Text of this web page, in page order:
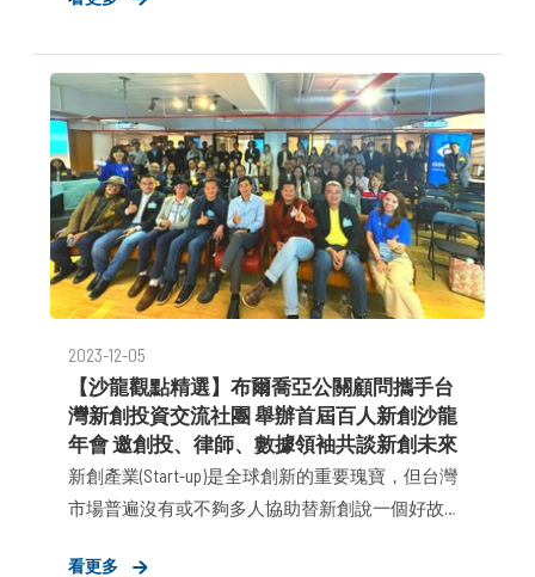
市。此外，包括今年 7 月，來電辨識 Whoscall 開發
商 Gogolook 則選擇在台灣證交所創新板 IPO；以及
預計明年第一季，關鍵評論網也將在美國上市。若
再加上這幾年 91APP、Appier、完美移動已成功上
市。台灣新創圈這陣子真的很熱鬧。 身為 2000 年
就踏入財經與科技媒體，擔任主跑 Internet 產業的
記者，我曾稍微參與見證上世紀 .com 泡沫的末升
段。如今這樣的熱潮，真是 20 多年來未見，軟
體、網路新創很久沒有獲得這麼多的外界關注。
2023-12-05
【沙龍觀點精選】布爾喬亞公關顧問攜手台
灣新創投資交流社團 舉辦首屆百人新創沙龍
年會 邀創投、律師、數據領袖共談新創未來
新創產業(Start-up)是全球創新的重要瑰寶，但台灣
市場普遍沒有或不夠多人協助替新創說一個好故
共同推動世代變革與創新。深耕新創公關領域多年
看更多